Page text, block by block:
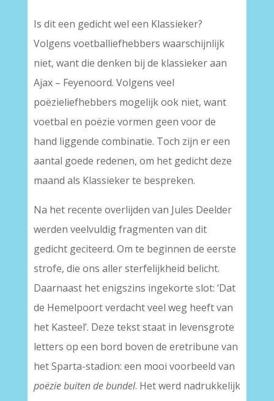
Is dit een gedicht wel een Klassieker?
Volgens voetballiefhebbers waarschijnlijk
niet, want die denken bij de klassieker aan
Ajax – Feyenoord. Volgens veel
poëzieliefhebbers mogelijk ook niet, want
voetbal en poëzie vormen geen voor de
hand liggende combinatie. Toch zijn er een
aantal goede redenen, om het gedicht deze
maand als Klassieker te bespreken.
Na het recente overlijden van Jules Deelder
werden veelvuldig fragmenten van dit
gedicht geciteerd. Om te beginnen de eerste
strofe, die ons aller sterfelijkheid belicht.
Daarnaast het enigszins ingekorte slot: ‘Dat
de Hemelpoort verdacht veel weg heeft van
het Kasteel’. Deze tekst staat in levensgrote
letters op een bord boven de eretribune van
het Sparta-stadion: een mooi voorbeeld van
poëzie buiten de bundel. Het werd nadrukkelijk